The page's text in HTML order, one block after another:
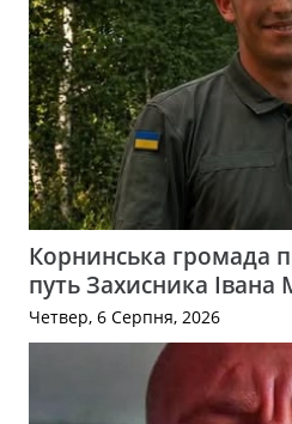
Корнинська громада
путь Захисника
Четвер, 6 Серпня, 2026